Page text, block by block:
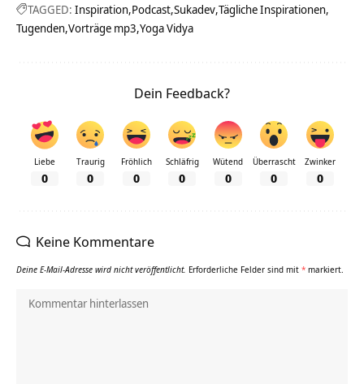
TAGGED: Inspiration Podcast Sukadev Tägliche Inspirationen
Tugenden Vorträge mp3 Yoga Vidya
Dein Feedback?
Liebe
0
Traurig
0
Fröhlich
0
Schläfrig
0
Wütend
0
Überrascht
0
Zwinker
0
Keine Kommentare
Deine E-Mail-Adresse wird nicht veröffentlicht. Erforderliche Felder sind mit * markiert.